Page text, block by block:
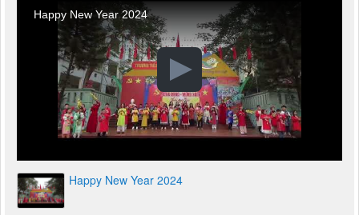
Happy New Year 2024
Happy New Year 2024